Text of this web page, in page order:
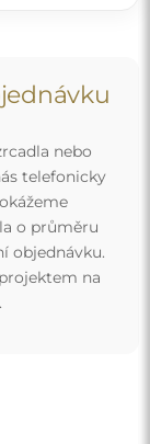
nebo
telefonicky
o průměru
objednávku.
na